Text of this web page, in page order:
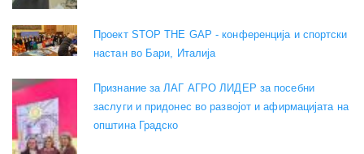
Проект STOP THE GAP - конференција и спортски
настан во Бари, Италија
Признание за ЛАГ АГРО ЛИДЕР за посебни
заслуги и придонес во развојот и афирмацијата на
општина Градско